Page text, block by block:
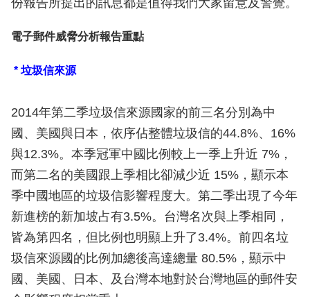
份報告所提出的訊息都是值得我們大家留意及警覺。
電子郵件威脅分析報告重點
* 垃圾信來源
2014年第二季垃圾信來源國家的前三名分別為中
國、美國與日本，依序佔整體垃圾信的44.8%、16%
與12.3%。本季冠軍中國比例較上一季上升近 7%，
而第二名的美國跟上季相比卻減少近 15%，顯示本
季中國地區的垃圾信影響程度大。第二季出現了今年
新進榜的新加坡占有3.5%。台灣名次與上季相同，
皆為第四名，但比例也明顯上升了3.4%。前四名垃
圾信來源國的比例加總後高達總量 80.5%，顯示中
國、美國、日本、及台灣本地對於台灣地區的郵件安